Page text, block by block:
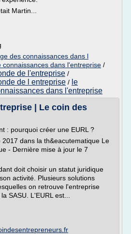
Martin...
des connaissances dans l
connaissances dans l'entreprise /
de l'entreprise /
de l entreprise / le
dans l'entreprise
| Le coin des
: pourquoi créer une EURL ?
2017 dans la th&eacutematique Le
- Dernière mise à jour le 7
doit choisir un statut juridique
activité. Plusieurs solutions
on retrouve l'entreprise
SASU. L'EURL est...